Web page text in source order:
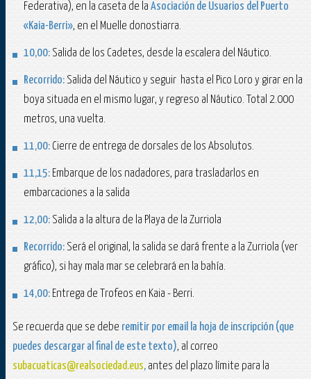
Federativa), en la caseta de la Asociación de Usuarios del Puerto
«Kaia-Berri», en el Muelle donostiarra.
10,00: Salida de los Cadetes, desde la escalera del Náutico.
Recorrido: Salida del Náutico y seguir hasta el Pico Loro y girar en la
boya situada en el mismo lugar, y regreso al Náutico. Total 2.000
metros, una vuelta.
11,00: Cierre de entrega de dorsales de los Absolutos.
11,15: Embarque de los nadadores, para trasladarlos en
embarcaciones a la salida
12,00: Salida a la altura de la Playa de la Zurriola
Recorrido: Será el original, la salida se dará frente a la Zurriola (ver
gráfico), si hay mala mar se celebrará en la bahía.
14,00: Entrega de Trofeos en Kaia - Berri.
Se recuerda que se debe remitir por email la hoja de inscripción (que
puedes descargar al final de este texto), al correo
subacuaticas@realsociedad.eus, antes del plazo límite para la